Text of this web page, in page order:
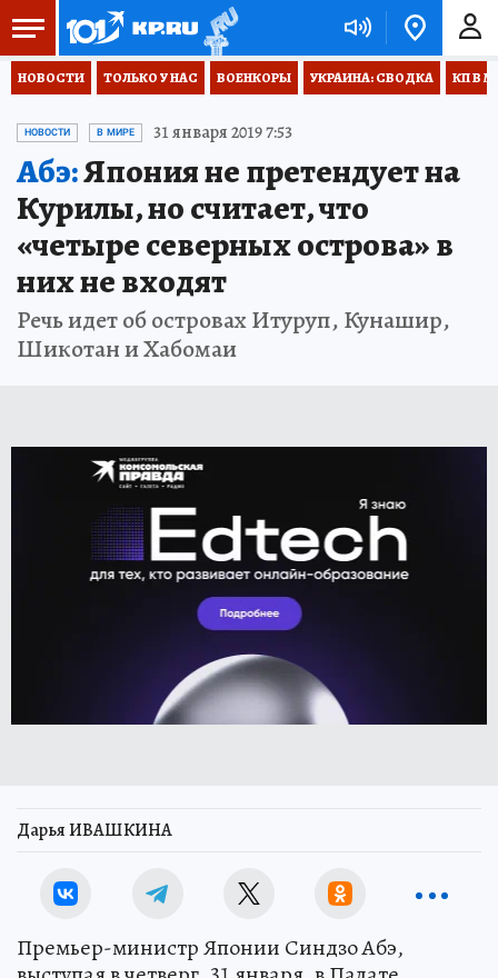
НОВОСТИ ТОЛЬКО У НАС ВОЕНКОРЫ УКРАИНА: СВОДКА КП В
НОВОСТИ В МИРЕ 31 января 2019 7:53
Абэ:Япония не претендует на
Курилы, но считает, что
«четыре северных острова» в
них не входят
Речь идет об островах Итуруп, Кунашир,
Шикотан и Хабомаи
Дарья ИВАШКИНА
Премьер-министр Японии Синдзо Абэ,